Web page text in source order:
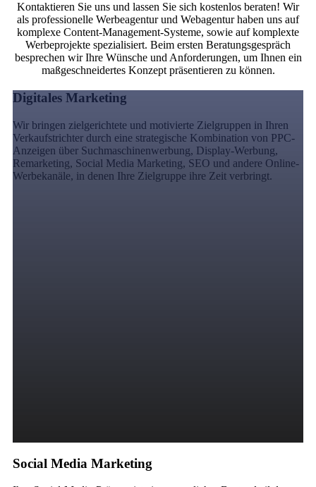
Kontaktieren Sie uns und lassen Sie sich kostenlos beraten! Wir
als professionelle Werbeagentur und Webagentur haben uns auf
komplexe Content-Management-Systeme, sowie auf komplexte
Werbeprojekte spezialisiert. Beim ersten Beratungsgespräch
besprechen wir Ihre Wünsche und Anforderungen, um Ihnen ein
maßgeschneidertes Konzept präsentieren zu können.
Digitales Marketing
Wir bringen zielgerichtete und motivierte Zielgruppen in Ihren
Verkaufstrichter durch eine strategische Kombination von PPC-
Anzeigen über Suchmaschinenwerbung, Display-Werbung,
Remarketing, Social Media Marketing, SEO und andere Online-
Werbekanäle, in denen Ihre Zielgruppe ihre Zeit verbringt.
Social Media Marketing